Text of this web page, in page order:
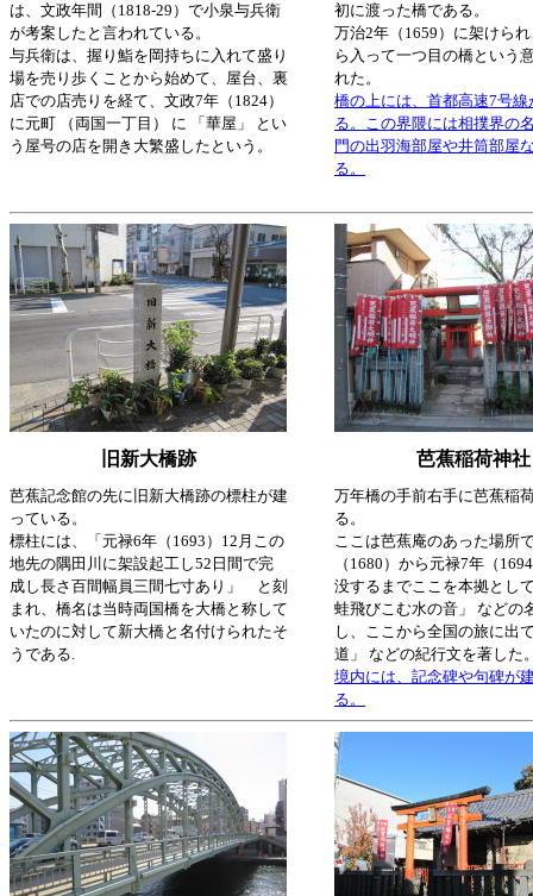
は、文政年間（1818-29）で小泉与兵衛
が考案したと言われている。
与兵衛は、握り鮨を岡持ちに入れて盛り
場を売り歩くことから始めて、屋台、裏
店での店売りを経て、文政7年（1824）
に元町 （両国一丁目） に 「華屋」 とい
う屋号の店を開き大繁盛したという。
初に渡った橋である。
万治2年（1659）に架けら
ら入って一つ目の橋という
れた。
橋の上には、首都高速7号線
る。この界隈には相撲界の
門の出羽海部屋や井筒部屋
る。
旧新大橋跡 芭蕉稲荷神社
芭蕉記念館の先に旧新大橋跡の標柱が建
っている。
標柱には、「元禄6年（1693）12月この
地先の隅田川に架設起工し52日間で完
成し長さ百間幅員三間七寸あり」 と刻
まれ、橋名は当時両国橋を大橋と称して
いたのに対して新大橋と名付けられたそ
うである.
万年橋の手前右手に芭蕉稲
る。
ここは芭蕉庵のあった場所
（1680）から元禄7年（
没するまでここを本拠とし
蛙飛びこむ水の音」 などの
し、ここから全国の旅に出
道」 などの紀行文を著した
境内には、記念碑や句碑が
る。